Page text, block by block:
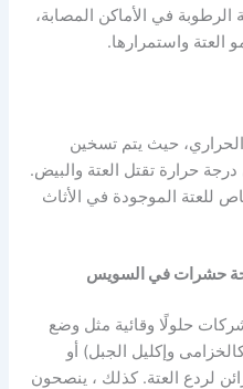
الرطوبة في الأماكن المصابة،
العتة واستمرارها.
حيث يتم تسخين
حرارة تقتل العتة والبيض.
للعتة الموجودة في الأثاث
حشرات في السويس
حلولًا وقائية مثل وضع
وإكليل الجبل) أو
لردع العتة. كذلك ، ينصحون